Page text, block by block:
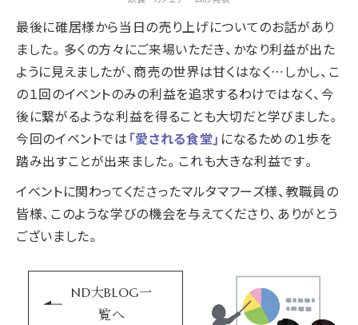
最後に碓居様から当日の売り上げについてのお話があり
ました。多くの方々にご来場いただき、かなり利益が出た
ように見えましたが、商売の世界は甘くはなく…しかし、こ
の１回のイベントのみの利益を追求するわけではなく、今
後に繋がるような利益を得ることも大切だと学びました。
今回のイベントでは 「愛される食堂」 になるための１歩を
踏み出すことが出来ました。これも大きな利益です。
イベントに関わってくださったマルタマフーズ様、教職員の
皆様、このような学びの機会を与えてくださり、ありがとう
ございました。
ND大BLOG一
覧へ